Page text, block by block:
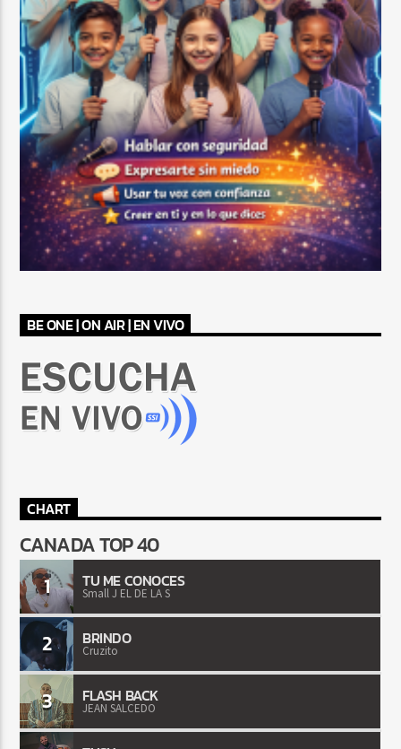
BE ONE | ON AIR | EN VIVO
CHART
CANADA TOP 40
1 TU ME CONOCES
Small J EL DE LA S
2 BRINDO
Cruzito
3 FLASH BACK
JEAN SALCEDO